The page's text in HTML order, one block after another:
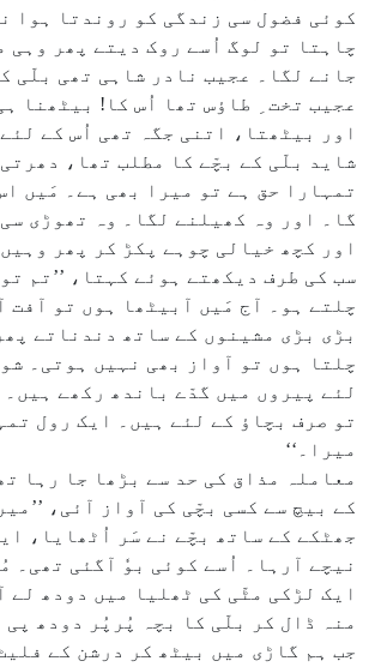
کوئی فضول سی زندگی کو روندتا ہوا
چاہتا تو لوگ اُسے روک دیتے پھر وہی
جانے لگا۔ عجیب نادر شاہی تھی بلّی
عجیب تخت ِ طاؤس تھا اُس کا! بیٹھنا
اور بیٹھتا، اتنی جگہ تھی اُس کے
شاید بلّی کے بچّے کا مطلب تھا،
تمہارا حق ہے تو میرا بھی ہے۔ مَیں
گا۔ اور وہ کھیلنے لگا۔ وہ تھوڑی
اور کچھ خیالی چوہے پکڑ کر پھر
سب کی طرف دیکھتے ہوئے کہتا، ’’تم
چلتے ہو۔ آج مَیں آبیٹھا ہوں تو آفت
بڑی بڑی مشینوں کے ساتھ دندناتے
چلتا ہوں تو آواز بھی نہیں ہوتی۔
لئے پیروں میں گدّے باندھ رکھے ہیں۔
تو صرف بچاؤ کے لئے ہیں۔ ایک رول
میرا۔‘‘
معاملہ مذاق کی حد سے بڑھا جا رہا
کے بیچ سے کسی بچّی کی آواز آئی،
جھٹکے کے ساتھ بچّے نے سَر اُٹھایا،
نیچے آرہا۔ اُسے کوئی بوٗ آگئی تھی۔
ایک لڑکی مٹّی کی ٹھلیا میں دودھ لے
منہ ڈال کر بلّی کا بچہ پُرپُر دودھ پی
جب ہم گاڑی میں بیٹھ کر درشن کے